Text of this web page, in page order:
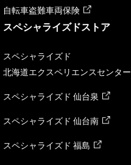
自転車盗難車両保険
スペシャライズドストア
スペシャライズド
北海道エクスペリエンスセンター
スペシャライズド 仙台泉
スペシャライズド 仙台南
スペシャライズド 福島